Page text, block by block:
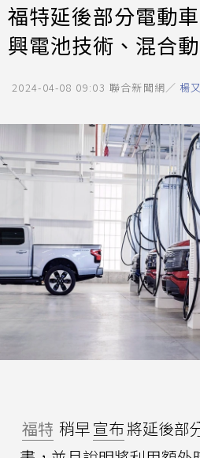
福特延後部分電動
興電池技術、混合
2024-04-08 09:03 聯合新聞網／ 楊
福特 稍早宣布將延後部